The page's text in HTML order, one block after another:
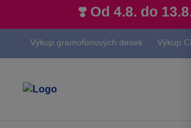
❣️ Od 4.8. do
Výkup gramofonových desek Výkup